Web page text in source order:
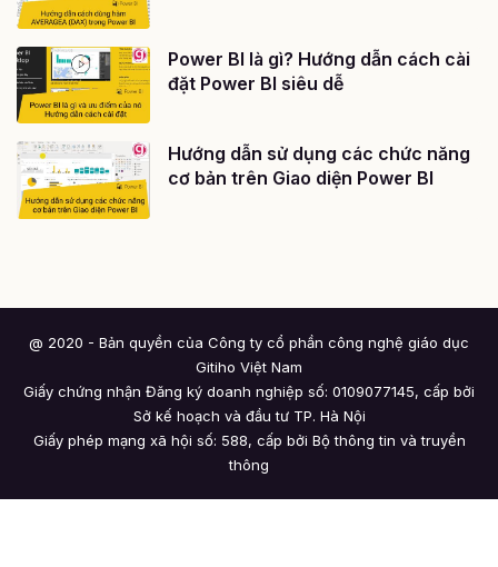
Power BI là gì? Hướng dẫn cách cài
đặt Power BI siêu dễ
Hướng dẫn sử dụng các chức năng
cơ bản trên Giao diện Power BI
@ 2020 - Bản quyền của Công ty cổ phần công nghệ giáo dục
Gitiho Việt Nam
Giấy chứng nhận Đăng ký doanh nghiệp số: 0109077145, cấp bởi
Sở kế hoạch và đầu tư TP. Hà Nội
Giấy phép mạng xã hội số: 588, cấp bởi Bộ thông tin và truyền
thông